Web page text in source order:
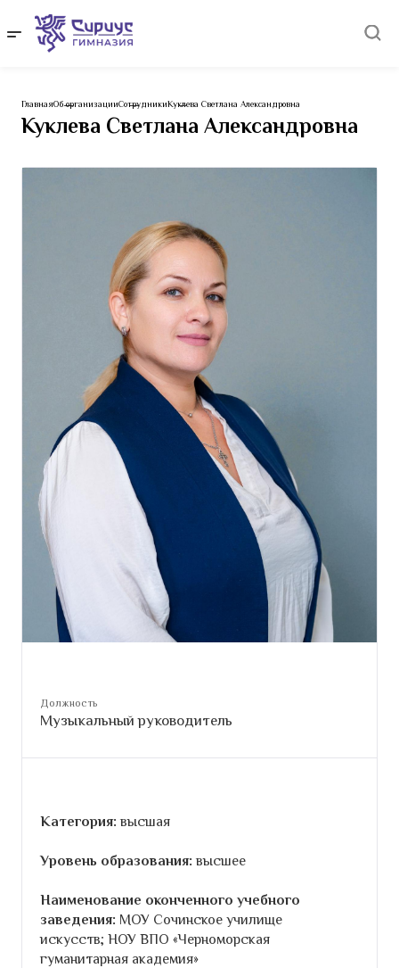
Куклева Светлана Александровна
ГлавнаяОб организацииСотрудникиКуклева Светлана Александровна
Должность
Музыкальный руководитель
Категория: высшая
Уровень образования: высшее
Наименование оконченного учебного
заведения: МОУ Сочинское училище
искусств; НОУ ВПО «Черноморская
гуманитарная академия»